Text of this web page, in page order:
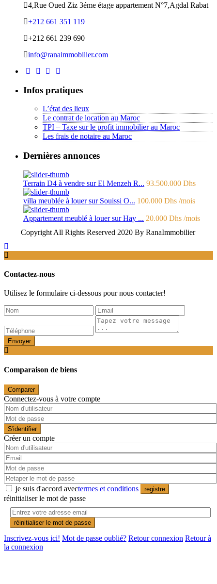
4,Rue Oued Ziz 3éme étage appartement N°7,Agdal Rabat
+212 661 351 119
+212 661 239 690
info@ranaimmobilier.com
Infos pratiques
L’état des lieux
Le contrat de location au Maroc
TPI – Taxe sur le profit immobilier au Maroc
Les frais de notaire au Maroc
Dernières annonces
Terrain D4 à vendre sur El Menzeh R... 93.500.000 Dhs
villa meublée à louer sur Souissi O... 100.000 Dhs /mois
Appartement meublé à louer sur Hay ... 20.000 Dhs /mois
Copyright All Rights Reserved 2020 By RanaImmobilier
Contactez-nous
Utilisez le formulaire ci-dessous pour nous contacter!
Envoyer
Comparaison de biens
Comparer
Connectez-vous à votre compte
S'identifier
Créer un compte
je suis d'accord avectermes et conditions registre
réinitialiser le mot de passe
réinitialiser le mot de passe
Inscrivez-vous ici! Mot de passe oublié? Retour connexion Retour à
la connexion